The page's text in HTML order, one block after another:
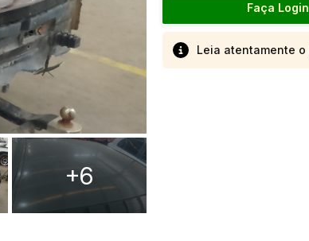
+6
Faça Login
Leia atentamente o